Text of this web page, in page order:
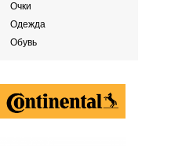
Очки
Одежда
Обувь